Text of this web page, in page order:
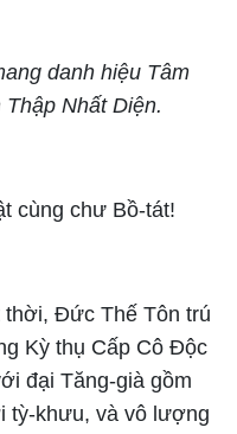
danh hiệu Tâm
Nhất Diện.
cùng chư Bồ-tát!
Đức Thế Tôn trú
Kỳ thụ Cấp Cô Độc
đại Tăng-già gồm
tỳ-khưu, và vô lượng